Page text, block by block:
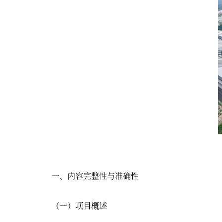
一、内容完整性与准确性
（一）项目概述